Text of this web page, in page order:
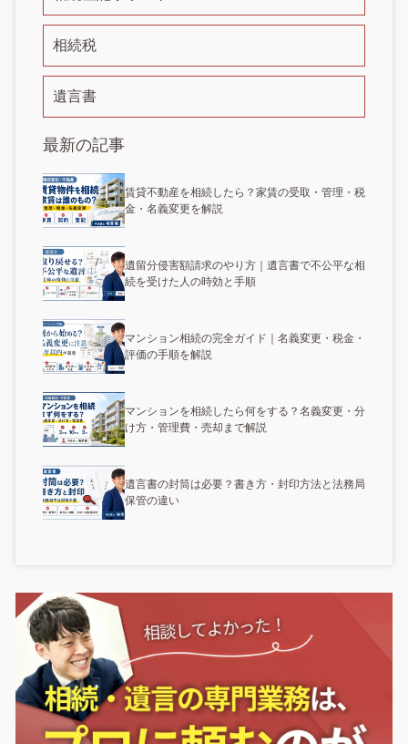
相続税
遺言書
最新の記事
賃貸不動産を相続したら？家賃の受取・管理・税
金・名義変更を解説
遺留分侵害額請求のやり方｜遺言書で不公平な相
続を受けた人の時効と手順
マンション相続の完全ガイド｜名義変更・税金・
評価の手順を解説
マンションを相続したら何をする？名義変更・分
け方・管理費・売却まで解説
遺言書の封筒は必要？書き方・封印方法と法務局
保管の違い